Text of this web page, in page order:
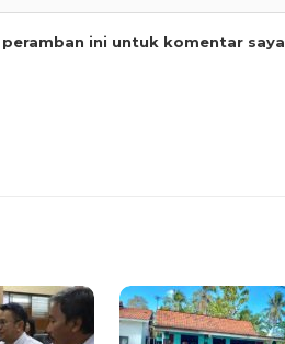
ini untuk komentar saya